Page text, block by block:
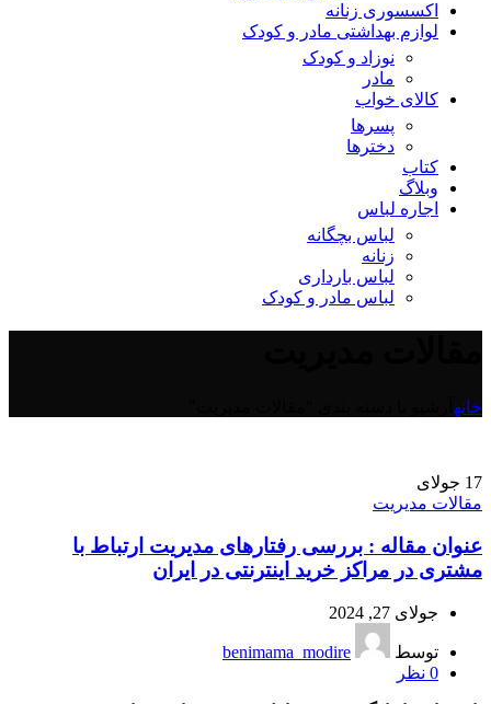
اکسسوری زنانه
لوازم بهداشتی مادر و کودک
نوزاد و کودک
مادر
کالای خواب
پسرها
دخترها
کتاب
وبلاگ
اجاره لباس
لباس بچگانه
زنانه
لباس بارداری
لباس مادر و کودک
خانه
17 جولای
مقالات مدیریت
عنوان مقاله : بررسی رفتارهای مدیریت ارتباط با
مشتری در مراکز خرید اینترنتی در ایران
جولای 27, 2024
توسط
benimama_modire
0 نظر